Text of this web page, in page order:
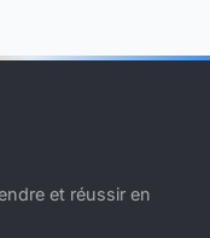
et réussir en